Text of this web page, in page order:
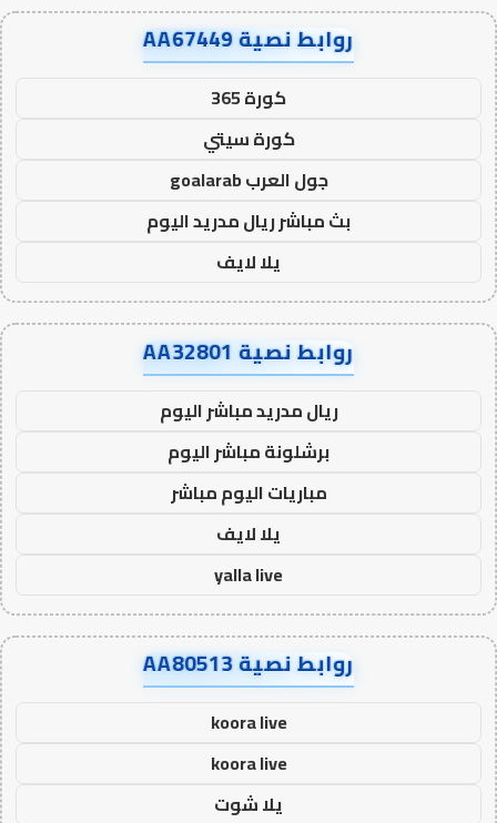
روابط نصية AA67449
كورة 365
كورة سيتي
جول العرب goalarab
بث مباشر ريال مدريد اليوم
يلا لايف
روابط نصية AA32801
ريال مدريد مباشر اليوم
برشلونة مباشر اليوم
مباريات اليوم مباشر
يلا لايف
yalla live
روابط نصية AA80513
koora live
koora live
يلا شوت